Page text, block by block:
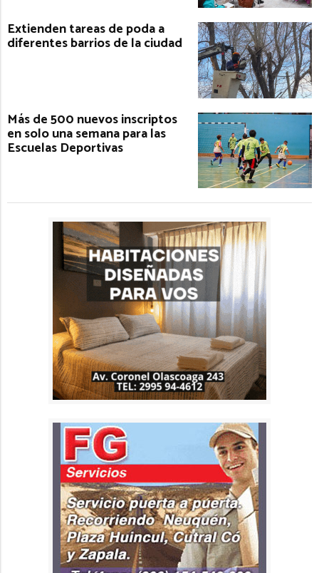
Extienden tareas de poda a
diferentes barrios de la ciudad
Más de 500 nuevos inscriptos
en solo una semana para las
Escuelas Deportivas